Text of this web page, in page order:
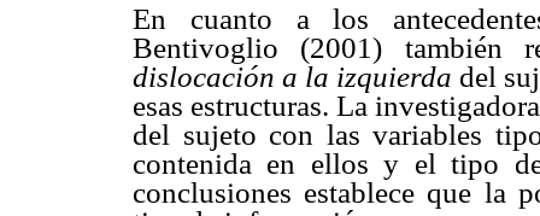
En cuanto a los
Bentivoglio (2001) también
dislocación a la izquierda del
esas estructuras. La
del sujeto con las variables
contenida en ellos y el tipo de
conclusiones establece que la